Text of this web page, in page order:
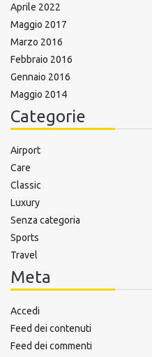
Aprile 2022
Maggio 2017
Marzo 2016
Febbraio 2016
Gennaio 2016
Maggio 2014
Categorie
Airport
Care
Classic
Luxury
Senza categoria
Sports
Travel
Meta
Accedi
Feed dei contenuti
Feed dei commenti